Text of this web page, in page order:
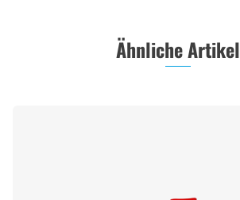
Ähnliche Artikel